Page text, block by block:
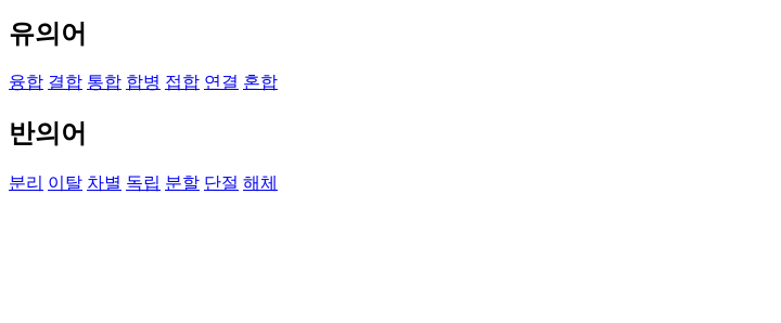
유의어
융합 결합 통합 합병 접합 연결 혼합
반의어
분리 이탈 차별 독립 분할 단절 해체